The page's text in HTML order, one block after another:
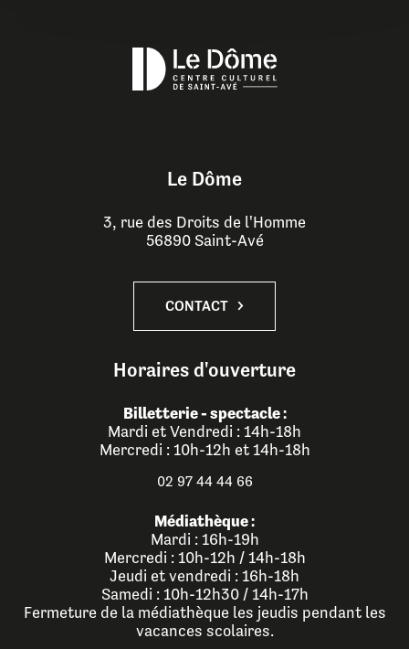
Le Dôme
3, rue des Droits de l'Homme
56890 Saint-Avé
CONTACT
Horaires d'ouverture
Billetterie - spectacle :
Mardi et Vendredi : 14h-18h
Mercredi : 10h-12h et 14h-18h
02 97 44 44 66
Médiathèque :
Mardi : 16h-19h
Mercredi : 10h-12h / 14h-18h
Jeudi et vendredi : 16h-18h
Samedi : 10h-12h30 / 14h-17h
Fermeture de la médiathèque les jeudis pendant les
vacances scolaires.